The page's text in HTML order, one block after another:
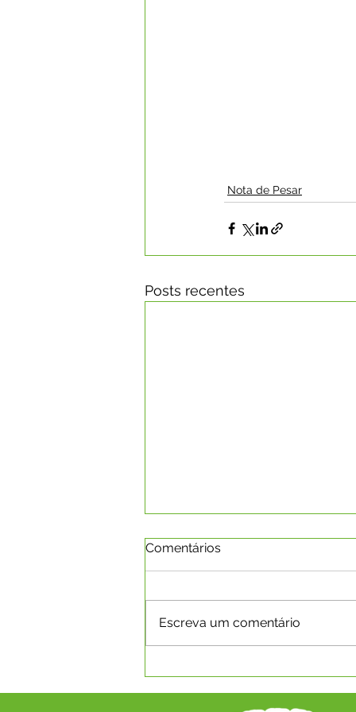
Nota de Pesar
Posts recentes
Comentários
Escreva um comentário